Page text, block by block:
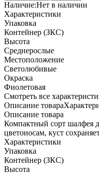
Наличие:Нет в наличии
Характеристики
Упаковка
Контейнер (ЗКС)
Высота
Среднерослые
Местоположение
Светолюбивые
Окраска
Фиолетовая
Cмотреть все
Описание товара
Описание товара
Компактный сорт шалфея
цветоносам, куст
Характеристики
Упаковка
Контейнер (ЗКС)
Высота